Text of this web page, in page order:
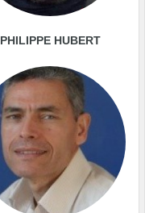
PHILIPPE HUBERT